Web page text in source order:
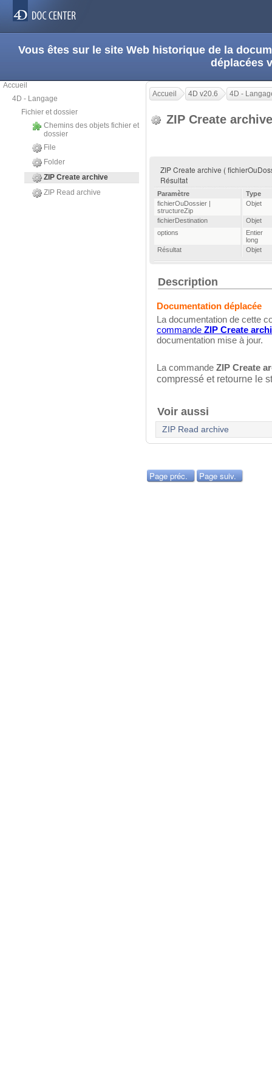
Vous êtes sur le site Web historique de la
déplacées
Accueil
4D - Langage
Fichier et dossier
Chemins des objets fichier et
dossier
File
Folder
ZIP Create archive
ZIP Read archive
Accueil 4D v20.6 4D -
ZIP Create
ZIP Create archive (
Résultat
Paramètre
Type
fichierOuDossier |
structureZip
Objet
fichierDestination
Objet
options
Entier
long
Résultat
Objet
Description
Documentation déplacée
La documentation de cette
commande ZIP Create
documentation mise à jour.
La commande ZIP Create
compressé et retourne le
Voir aussi
ZIP Read archive
Page préc. Page suiv.